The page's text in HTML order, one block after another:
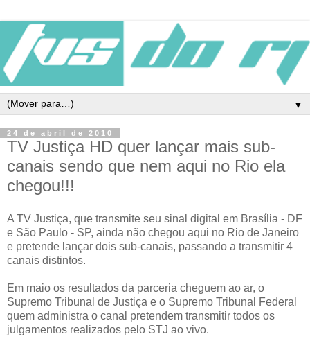
▼
24 de abril de 2010
TV Justiça HD quer lançar mais sub-
canais sendo que nem aqui no Rio ela
chegou!!!
A TV Justiça, que transmite seu sinal digital em Brasília - DF
e São Paulo - SP, ainda não chegou aqui no Rio de Janeiro
e pretende lançar dois sub-canais, passando a transmitir 4
canais distintos.
Em maio os resultados da parceria cheguem ao ar, o
Supremo Tribunal de Justiça e o Supremo Tribunal Federal
quem administra o canal pretendem transmitir todos os
julgamentos realizados pelo STJ ao vivo.